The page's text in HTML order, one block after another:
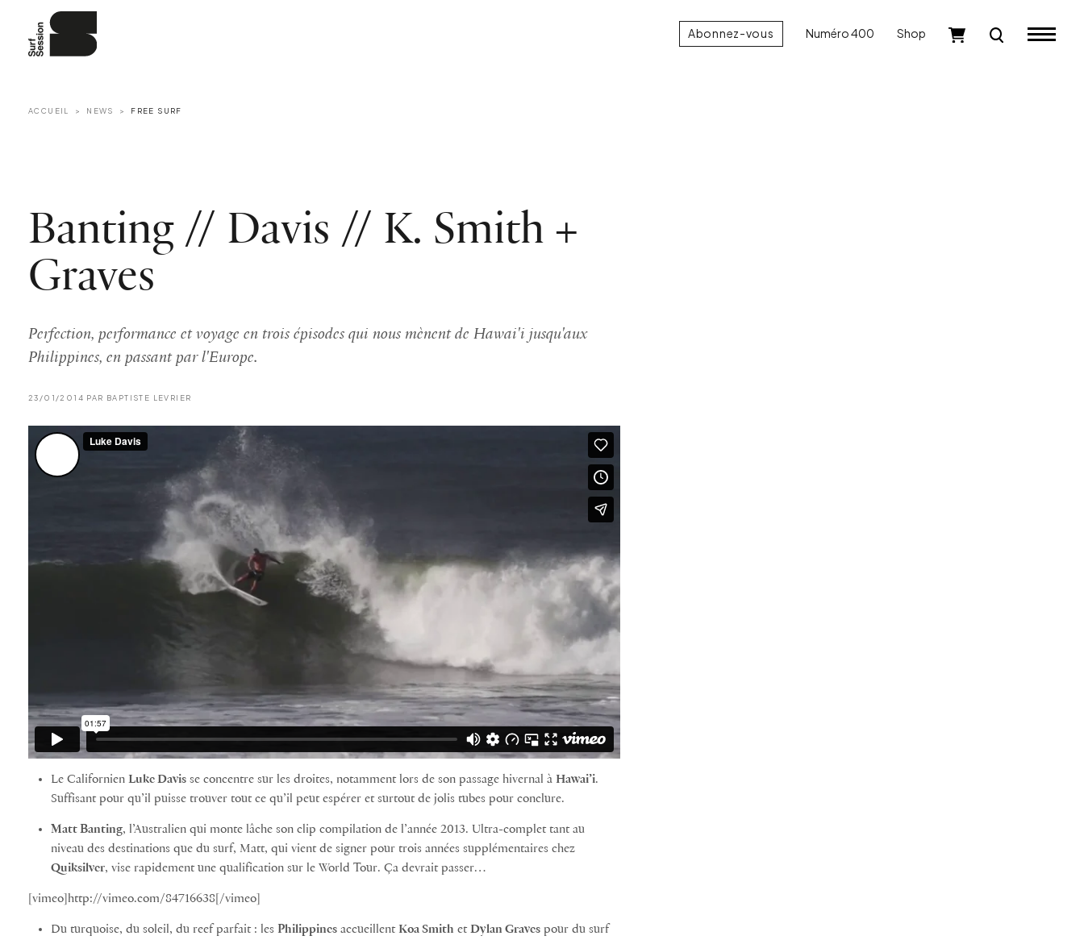
Abonnez-vous Numéro 400 Shop
ACCUEIL NEWS FREE SURF
Banting // Davis // K. Smith +
Graves
Perfection, performance et voyage en trois épisodes qui nous mènent de Hawai'i jusqu'aux
Philippines, en passant par l'Europe.
23/01/2014 PAR BAPTISTE LEVRIER
Le Californien Luke Davis se concentre sur les droites, notamment lors de son passage hivernal à Hawai’i.
Suffisant pour qu’il puisse trouver tout ce qu’il peut espérer et surtout de jolis tubes pour conclure.
Matt Banting, l’Australien qui monte lâche son clip compilation de l’année 2013. Ultra-complet tant au
niveau des destinations que du surf, Matt, qui vient de signer pour trois années supplémentaires chez
Quiksilver, vise rapidement une qualification sur le World Tour. Ça devrait passer…
[vimeo]http://vimeo.com/84716638[/vimeo]
Du turquoise, du soleil, du reef parfait : les Philippines accueillent Koa Smith etDylan Graves pour du surf